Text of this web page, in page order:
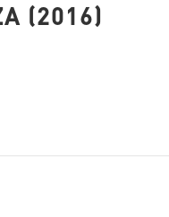
(2016)